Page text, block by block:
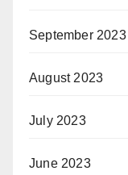
September 2023
August 2023
July 2023
June 2023